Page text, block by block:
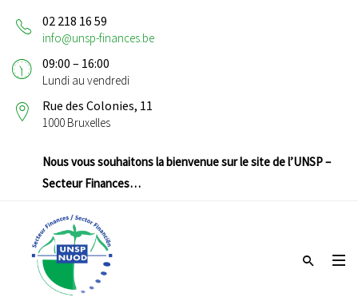
02 218 16 59
info@unsp-finances.be
09:00 – 16:00
Lundi au vendredi
Rue des Colonies, 11
1000 Bruxelles
Nous vous souhaitons la bienvenue sur le site de l’UNSP –
Secteur Finances…